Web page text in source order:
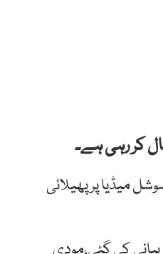
کر رہی ہے۔
میڈیا پر پھیلائی